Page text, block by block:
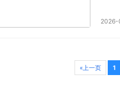
保证
2026-
«上一页 1